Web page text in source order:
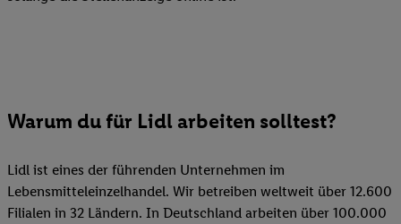
Warum du für Lidl arbeiten solltest?
Lidl ist eines der führenden Unternehmen im
Lebensmitteleinzelhandel. Wir betreiben weltweit über 12.600
Filialen in 32 Ländern. In Deutschland arbeiten über 100.000